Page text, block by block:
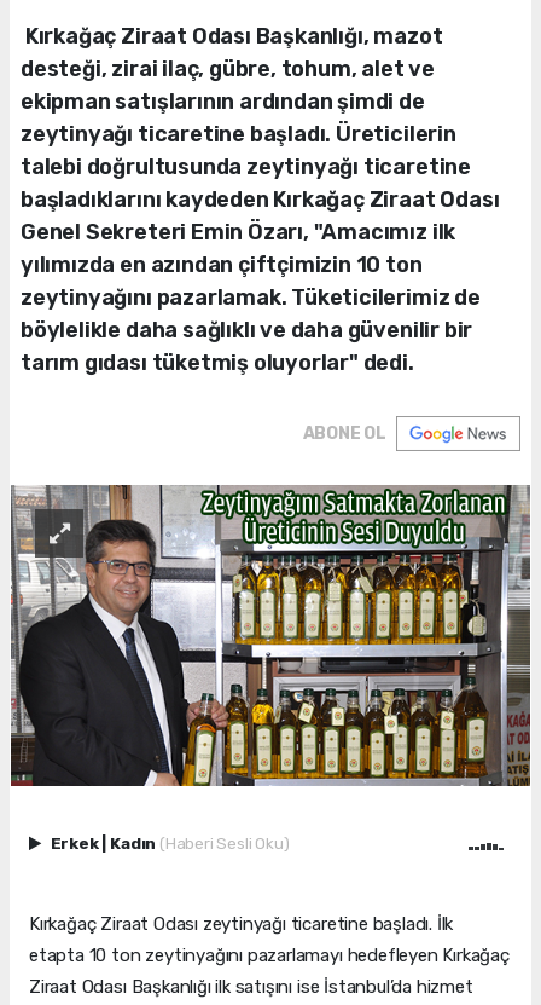
Kırkağaç Ziraat Odası Başkanlığı, mazot
desteği, zirai ilaç, gübre, tohum, alet ve
ekipman satışlarının ardından şimdi de
zeytinyağı ticaretine başladı. Üreticilerin
talebi doğrultusunda zeytinyağı ticaretine
başladıklarını kaydeden Kırkağaç Ziraat Odası
Genel Sekreteri Emin Özarı, "Amacımız ilk
yılımızda en azından çiftçimizin 10 ton
zeytinyağını pazarlamak. Tüketicilerimiz de
böylelikle daha sağlıklı ve daha güvenilir bir
tarım gıdası tüketmiş oluyorlar" dedi.
ABONE OL
Erkek Kadın (Haberi Sesli Oku)
Kırkağaç Ziraat Odası zeytinyağı ticaretine başladı. İlk
etapta 10 ton zeytinyağını pazarlamayı hedefleyen Kırkağaç
Ziraat Odası Başkanlığı ilk satışını ise İstanbul’da hizmet